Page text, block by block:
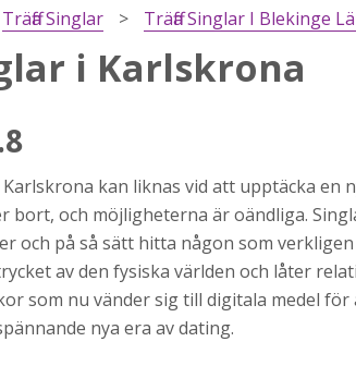
jag
Träffa Singlar Träffa Singlar I Blekinge
i Karlskrona
kan liknas vid att upptäcka en
bort, och möjligheterna är oändliga.
och på så sätt hitta någon som
av den fysiska världen och låter
som nu vänder sig till digitala medel
nya era av dating.